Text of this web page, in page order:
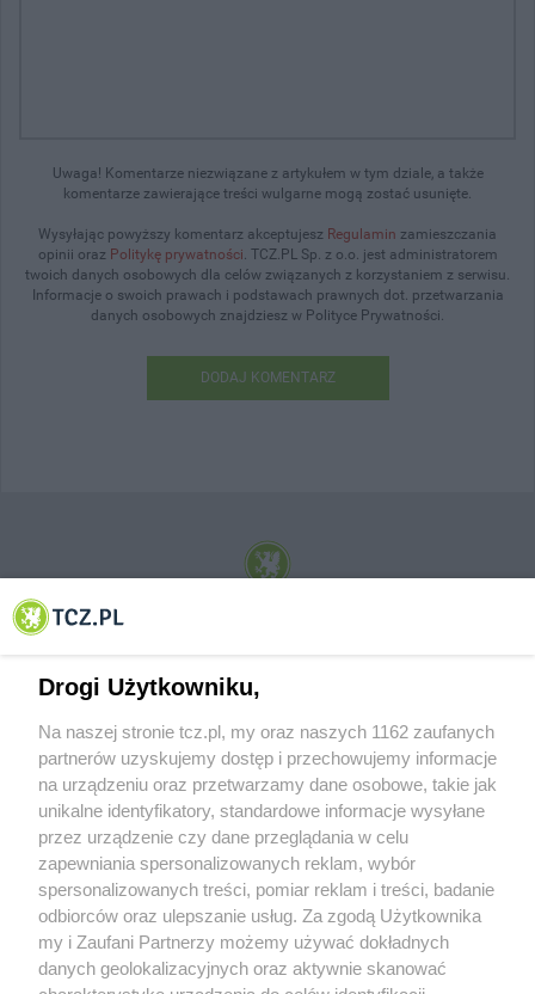
Uwaga! Komentarze niezwiązane z artykułem w tym dziale, a także
komentarze zawierające treści wulgarne mogą zostać usunięte.
Wysyłając powyższy komentarz akceptujesz Regulamin zamieszczania
opinii oraz Politykę prywatności. TCZ.PL Sp. z o.o. jest administratorem
twoich danych osobowych dla celów związanych z korzystaniem z serwisu.
Informacje o swoich prawach i podstawach prawnych dot. przetwarzania
danych osobowych znajdziesz w Polityce Prywatności.
DODAJ KOMENTARZ
© 2001-2026 Tczew - TCZ.PL Sp. z o.o. Internetowy Serwis Informacyjny Miasta
O FIRMIE POLITYKA PRYWATNOŚCI HOSTING
REKLAMA WSPÓŁPRACA RSS FACEBOOK KONTAKT
Nasze serwisy
Drogi Użytkowniku,
Na naszej stronie tcz.pl, my oraz naszych 1162 zaufanych
partnerów uzyskujemy dostęp i przechowujemy informacje
na urządzeniu oraz przetwarzamy dane osobowe, takie jak
unikalne identyfikatory, standardowe informacje wysyłane
przez urządzenie czy dane przeglądania w celu
zapewniania spersonalizowanych reklam, wybór
spersonalizowanych treści, pomiar reklam i treści, badanie
odbiorców oraz ulepszanie usług. Za zgodą Użytkownika
my i Zaufani Partnerzy możemy używać dokładnych
danych geolokalizacyjnych oraz aktywnie skanować